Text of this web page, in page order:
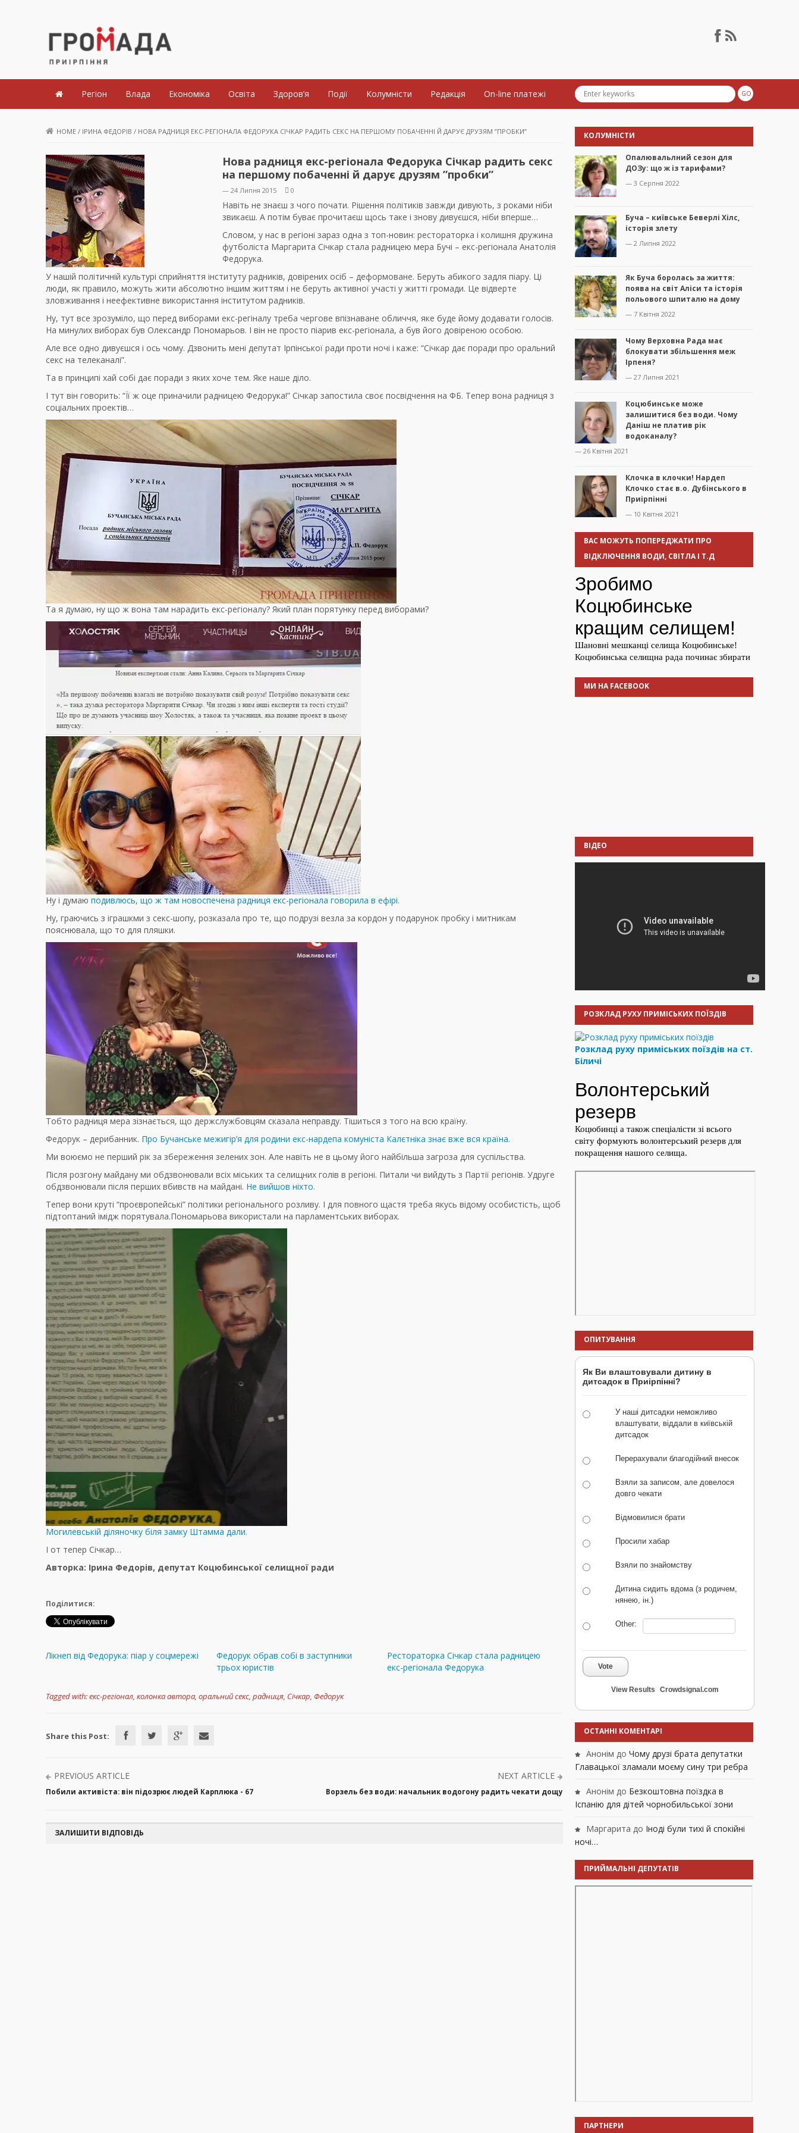
Громада Приірпіння
Регіон Влада Економіка Освіта Здоров’я Події Колумністи Редакція On-line платежі
HOME / ІРИНА ФЕДОРІВ / НОВА РАДНИЦЯ ЕКС-РЕГІОНАЛА ФЕДОРУКА СІЧКАР РАДИТЬ СЕКС НА ПЕРШОМУ ПОБАЧЕННІ Й ДАРУЄ ДРУЗЯМ ”ПРОБКИ”
Нова радниця екс-регіонала Федорука Січкар радить секс
на першому побаченні й дарує друзям ”пробки”
— 24 Липня 2015 0
Навіть не знаєш з чого почати. Рішення політиків завжди дивують, з роками ніби
звикаєш. А потім буває прочитаєш щось таке і знову дивуєшся, ніби вперше…
Словом, у нас в регіоні зараз одна з топ-новин: рестораторка і колишня дружина
футболіста Маргарита Січкар стала радницею мера Бучі – екс-регіонала Анатолія
Федорука.
У нашій політичній культурі сприйняття інституту радників, довірених осіб – деформоване. Беруть абикого задля піару. Ці
люди, як правило, можуть жити абсолютно іншим життям і не беруть активної участі у житті громади. Це відверте
зловживання і неефективне використання інститутом радників.
Ну, тут все зрозуміло, що перед виборами екс-регіналу треба чергове впізнаване обличчя, яке буде йому додавати голосів.
На минулих виборах був Олександр Пономарьов. І він не просто піарив екс-регіонала, а був його довіреною особою.
Але все одно дивуєшся і ось чому. Дзвонить мені депутат Ірпінської ради проти ночі і каже: “Січкар дає поради про оральний
секс на телеканалі”.
Та в принципі хай собі дає поради з яких хоче тем. Яке наше діло.
І тут він говорить: “Її ж оце приначили радницею Федорука!” Січкар запостила своє посвідчення на ФБ. Тепер вона радниця з
соціальних проектів…
Та я думаю, ну що ж вона там нарадить екс-регіоналу? Який план порятунку перед виборами?
Ну і думаю подивлюсь, що ж там новоспечена радниця екс-регіонала говорила в ефірі.
Ну, граючись з іграшкми з секс-шопу, розказала про те, що подрузі везла за кордон у подарунок пробку і митникам
пояснювала, що то для пляшки.
Тобто радниця мера зізнається, що держслужбовцям сказала неправду. Тішиться з того на всю країну.
Федорук – дерибанник. Про Бучанське межигір’я для родини екс-нардепа комуніста Калєтніка знає вже вся країна.
Ми воюємо не перший рік за збереження зелених зон. Але навіть не в цьому його найбільша загроза для суспільства.
Після розгону майдану ми обдзвонювали всіх міських та селищних голів в регіоні. Питали чи вийдуть з Партії регіонів. Удруге
обдзвонювали після перших вбивств на майдані. Не вийшов ніхто.
Тепер вони круті “проєвропейські” політики регіонального розливу. І для повного щастя треба якусь відому особистість, щоб
підтоптаний імідж порятувала.Пономарьова використали на парламентських виборах.
Могилевській діляночку біля замку Штамма дали.
І от тепер Січкар…
Авторка: Ірина Федорів, депутат Коцюбинської селищної ради
Поділитися:
Лікнеп від Федорука: піар у соцмережі
Федорук обрав собі в заступники
трьох юристів
Рестораторка Січкар стала радницею
екс-регіонала Федорука
Tagged with:екс-регіонал, колонка автора, оральний секс, радниця, Січкар, Федорук
Share this Post:
PREVIOUS ARTICLE
Побили активіста: він підозрює людей Карплюка - 67
NEXT ARTICLE
Ворзель без води: начальник водогону радить чекати дощу
ЗАЛИШИТИ ВІДПОВІДЬ
КОЛУМНІСТИ
Опалювальлний сезон для
ДОЗу: що ж із тарифами?
— 3 Серпня 2022
Буча – київське Беверлі Хілс,
історія злету
— 2 Липня 2022
Як Буча боролась за життя:
поява на світ Аліси та історія
польового шпиталю на дому
— 7 Квітня 2022
Чому Верховна Рада має
блокувати збільшення меж
Ірпеня?
— 27 Липня 2021
Коцюбинське може
залишитися без води. Чому
Даніш не платив рік
водоканалу?
— 26 Квітня 2021
Клочка в клочки! Нардеп
Клочко стає в.о. Дубінського в
Приірпінні
— 10 Квітня 2021
ВАС МОЖУТЬ ПОПЕРЕДЖАТИ ПРО
ВІДКЛЮЧЕННЯ ВОДИ, СВІТЛА І Т.Д
МИ НА FACEBOOK
ВІДЕО
РОЗКЛАД РУХУ ПРИМІСЬКИХ ПОЇЗДІВ
Розклад руху приміських поїздів на ст.
Біличі
ОПИТУВАННЯ
Як Ви влаштовували дитину в
дитсадок в Приірпінні?
У наші дитсадки неможливо
влаштувати, віддали в київській
дитсадок
Перерахували благодійний внесок
Взяли за записом, але довелося
довго чекати
Відмовилися брати
Просили хабар
Взяли по знайомству
Дитина сидить вдома (з родичем,
нянею, ін.)
Other:
Vote
View Results Crowdsignal.com
ОСТАННІ КОМЕНТАРІ
Анонім до Чому друзі брата депутатки
Главацької зламали моєму сину три ребра
Анонім до Безкоштовна поїздка в
Іспанію для дітей чорнобильської зони
Маргарита до Іноді були тихі й спокійні
ночі…
ПРИЙМАЛЬНІ ДЕПУТАТІВ
ПАРТНЕРИ